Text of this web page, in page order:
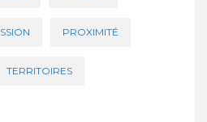
PROXIMITÉ
TERRITOIRES